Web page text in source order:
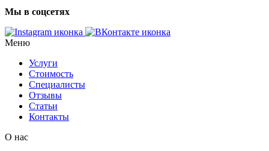
Мы в соцсетях
Меню
Услуги
Стоимость
Специалисты
Отзывы
Статьи
Контакты
О нас